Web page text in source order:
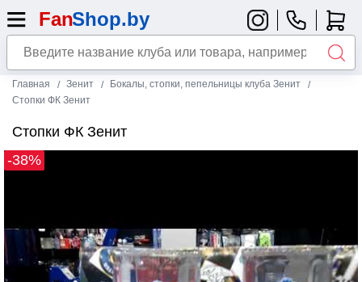
Главная Зенит
Бокалы, стопки, пепельницы клуба Зенит
Стопки ФК Зенит
Стопки ФК Зенит
-38%